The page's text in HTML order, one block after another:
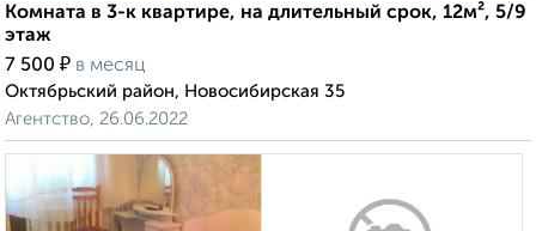
Комната в 3-к квартире, на длительный срок, 12м², 5/9
этаж
7 500 ₽ в месяц
Октябрьский район, Новосибирская 35
Агентство, 26.06.2022